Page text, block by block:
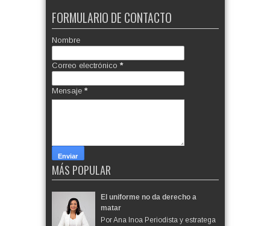
FORMULARIO DE CONTACTO
Nombre
Correo electrónico *
Mensaje *
MÁS POPULAR
El uniforme no da derecho a
matar
Por Ana Inoa Periodista y estratega